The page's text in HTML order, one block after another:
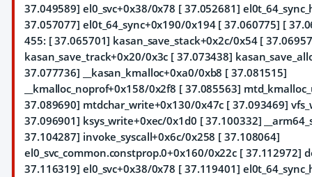
37.049589] el0_svc+0x38/0x78 [ 37.052681]
37.057077] el0t_64_sync+0x190/0x194 [ 37.060775] [
455: [ 37.065701] kasan_save_stack+0x2c/0x54 [
kasan_save_track+0x20/0x3c [ 37.073438]
37.077736] __kasan_kmalloc+0xa0/0xb8 [ 37.081515]
__kmalloc_noprof+0x158/0x2f8 [ 37.085563]
37.089690] mtdchar_write+0x130/0x47c [ 37.093469]
37.096901] ksys_write+0xec/0x1d0 [ 37.100332]
37.104287] invoke_syscall+0x6c/0x258 [ 37.108064]
el0_svc_common.constprop.0+0x160/0x22c [ 37.112972]
37.116319] el0_svc+0x38/0x78 [ 37.119401]